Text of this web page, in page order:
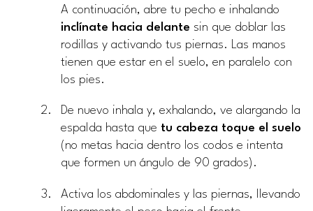
A continuación, abre tu pecho e inhalando
inclínate hacia delante sin que doblar las
rodillas y activando tus piernas. Las manos
tienen que estar en el suelo, en paralelo con
los pies.
De nuevo inhala y, exhalando, ve alargando la
espalda hasta que tu cabeza toque el suelo
(no metas hacia dentro los codos e intenta
que formen un ángulo de 90 grados).
Activa los abdominales y las piernas, llevando